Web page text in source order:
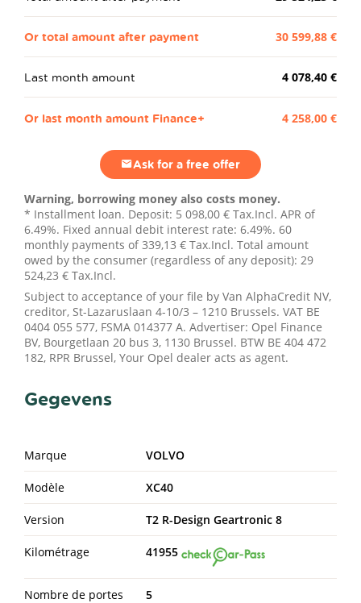
Or total amount after payment 30 599,88 €
Last month amount 4 078,40 €
Or last month amount Finance+ 4 258,00 €
Ask for a free offer
Warning, borrowing money also costs money.
* Installment loan. Deposit: 5 098,00 € Tax.Incl. APR of
6.49%. Fixed annual debit interest rate: 6.49%. 60
monthly payments of339,13 € Tax.Incl. Total amount
owed by the consumer (regardless of any deposit): 29
524,23 € Tax.Incl.
Subject to acceptance of your file by Van AlphaCredit NV,
creditor, St-Lazaruslaan 4-10/3 – 1210 Brussels. VAT BE
0404 055 577, FSMA 014377 A. Advertiser: Opel Finance
BV, Bourgetlaan 20 bus 3, 1130 Brussel. BTW BE 404 472
182, RPR Brussel, Your Opel dealer acts as agent.
Gegevens
Marque VOLVO
Modèle XC40
Version T2 R-Design Geartronic 8
Kilométrage 41955
Nombre de portes 5